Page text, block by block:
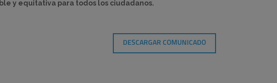
y equitativa para todos los ciudadanos.
DESCARGAR COMUNICADO